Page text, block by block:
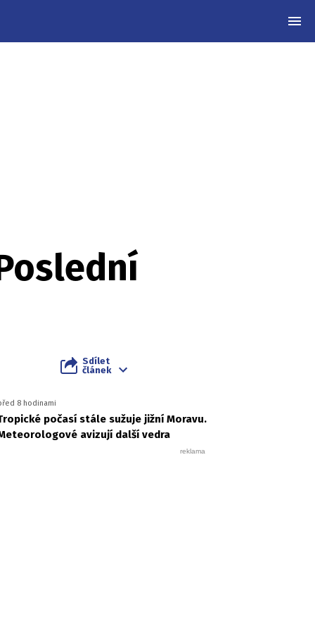
Sdílet
článek
8 hodinami
počasí stále sužuje jižní Moravu.
avizují další vedra